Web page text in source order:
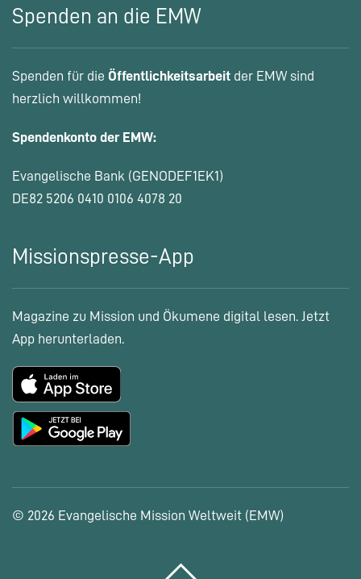
Spenden an die EMW
Spenden für die Öffentlichkeitsarbeit der EMW sind
herzlich willkommen!
Spendenkonto der EMW:
Evangelische Bank (GENODEF1EK1)
DE82 5206 0410 0106 4078 20
Missionspresse-App
Magazine zu Mission und Ökumene digital lesen. Jetzt
App herunterladen.
© 2026 Evangelische Mission Weltweit (EMW)